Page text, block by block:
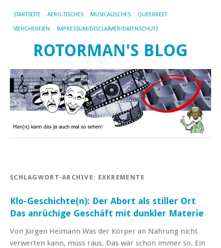
STARTSEITE AERO-TISCHES MUSICALISCHES QUEERBEET
VIEHCHEREIEN IMPRESSUM/DISCLAIMER/DATENSCHUTZ
ROTORMAN'S BLOG
SCHLAGWORT-ARCHIVE: EXKREMENTE
Klo-Geschichte(n): Der Abort als stiller Ort
Das anrüchige Geschäft mit dunkler Materie
Von Jürgen Heimann Was der Körper an Nahrung nicht
verwerten kann, muss raus. Das war schon immer so. Ein